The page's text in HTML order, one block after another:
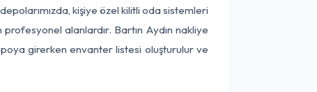
kişiye özel kilitli oda sistemleri
alanlardır. Bartın Aydın nakliye
girerken envanter listesi oluşturulur ve